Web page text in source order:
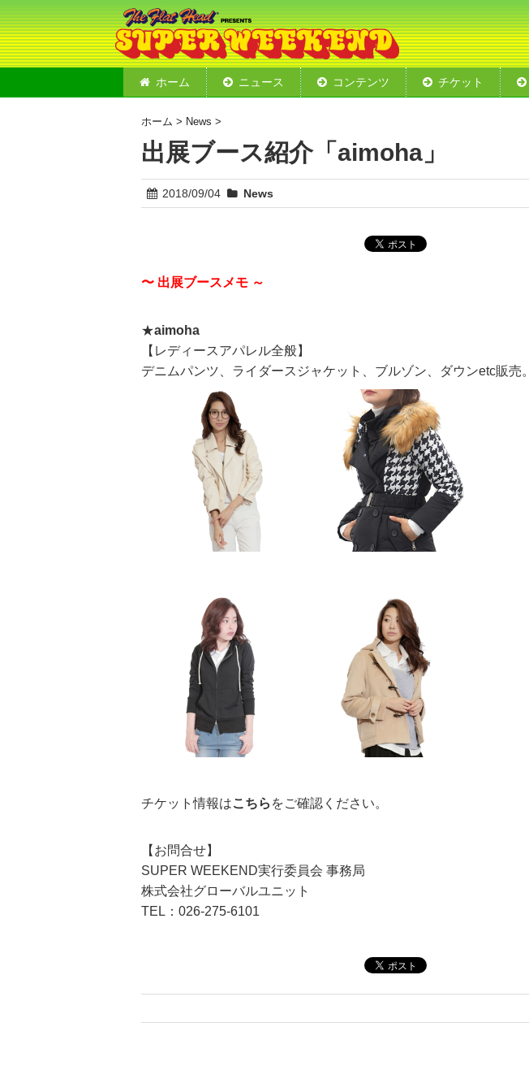
ホーム ニュース コンテンツ チケット
ホーム > News >
出展ブース紹介「aimoha」
2018/09/04 News
〜 出展ブースメモ ～
★aimoha
【レディースアパレル全般】
デニムパンツ、ライダースジャケット、ブルゾン、ダウンetc販売。
チケット情報はこちら をご確認ください。
【お問合せ】
SUPER WEEKEND実行委員会 事務局
株式会社グローバルユニット
TEL：026-275-6101